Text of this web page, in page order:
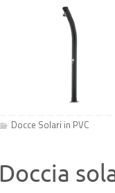
Docce Solari in PVC
Doccia